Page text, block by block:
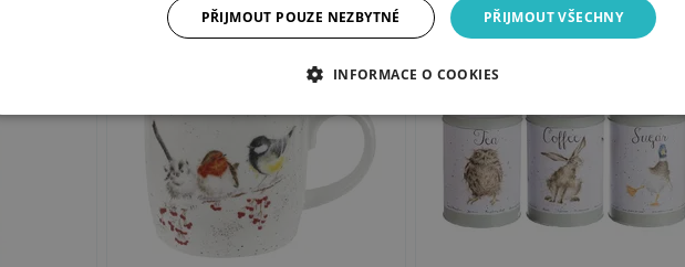
-50%
Poslední kusy
PŘIJMOUT VŠECHNY
PŘIJMOUT POUZE NEZBYTNÉ
INFORMACE O COOKIES